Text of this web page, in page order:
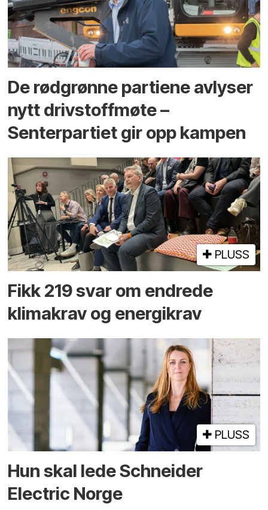
De rødgrønne partiene avlyser
nytt drivstoffmøte –
Senterpartiet gir opp kampen
PLUSS
Fikk 219 svar om endrede
klimakrav og energikrav
PLUSS
Hun skal lede Schneider
Electric Norge